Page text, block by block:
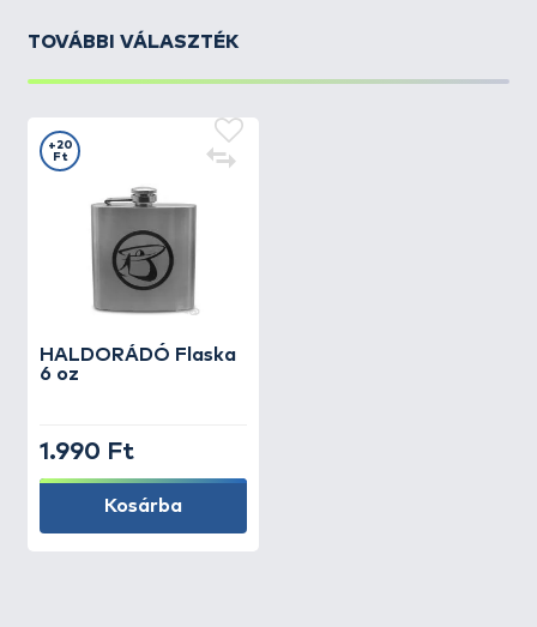
TOVÁBBI VÁLASZTÉK
HALDORÁDÓ Flaska
6 oz
+20
Ft
1.990 Ft
Kosárba